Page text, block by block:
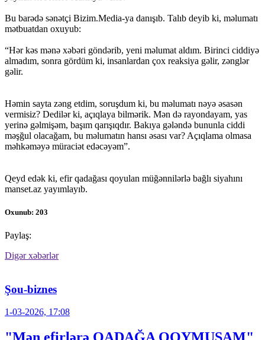
Bu barədə sənətçi Bizim.Media-ya danışıb. Talıb deyib ki, məlumatı
mətbuatdan oxuyub:
“Hər kəs mənə xəbəri göndərib, yeni məlumat aldım. Birinci ciddiyə
almadım, sonra gördüm ki, insanlardan çox reaksiya gəlir, zənglər
gəlir.
Həmin sayta zəng etdim, soruşdum ki, bu məlumatı nəyə əsasən
vermisiz? Dedilər ki, açıqlaya bilmərik. Mən də rayondayam, yas
yerinə gəlmişəm, başım qarışıqdır. Bakıya gələndə bununla ciddi
məşğul olacağam, bu məlumatın hansı əsası var? Açıqlama olmasa
məhkəməyə müraciət edəcəyəm”.
Qeyd edək ki, efir qadağası qoyulan müğənnilərlə bağlı siyahını
manset.az yayımlayıb.
Oxunub: 203
Paylaş:
Digər xəbərlər
Şou-biznes
1-03-2026, 17:08